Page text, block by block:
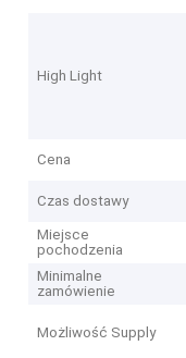
High Light
Cena
Czas dostawy
Miejsce
pochodzenia
Minimalne
zamówienie
Możliwość Supply